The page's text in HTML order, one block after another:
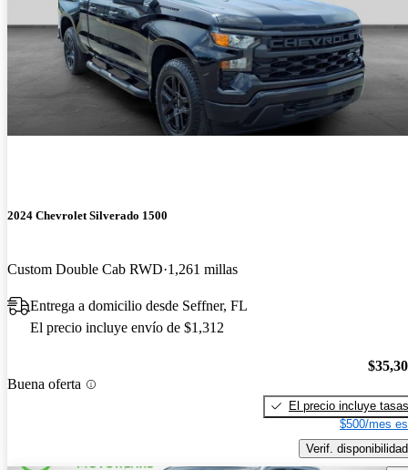
2024 Chevrolet Silverado 1500
Custom Double Cab RWD 1,261 millas
Entrega a domicilio desde Seffner, FL
El precio incluye envío de $1,312
Buena oferta
El precio incluye tasas
$500/mes
Verif. disponibilidad